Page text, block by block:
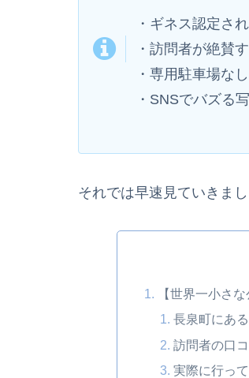
・ギネス認定さ
・訪問者が絶賛
・専用駐車場な
・SNSでバズる
それでは早速見ていきまし
【世界一小さ
長泉町にあ
訪問者の口
実際に行っ